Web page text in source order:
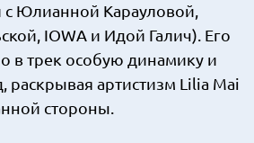
с Юлианной Карауловой,
IOWA и Идой Галич). Его
в трек особую динамику и
раскрывая артистизм Lilia Mai
стороны.